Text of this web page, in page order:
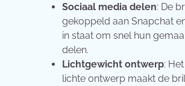
Sociaal media delen: De
gekoppeld aan Snapchat
in staat om snel hun
delen.
Lichtgewicht ontwerp:
lichte ontwerp maakt de